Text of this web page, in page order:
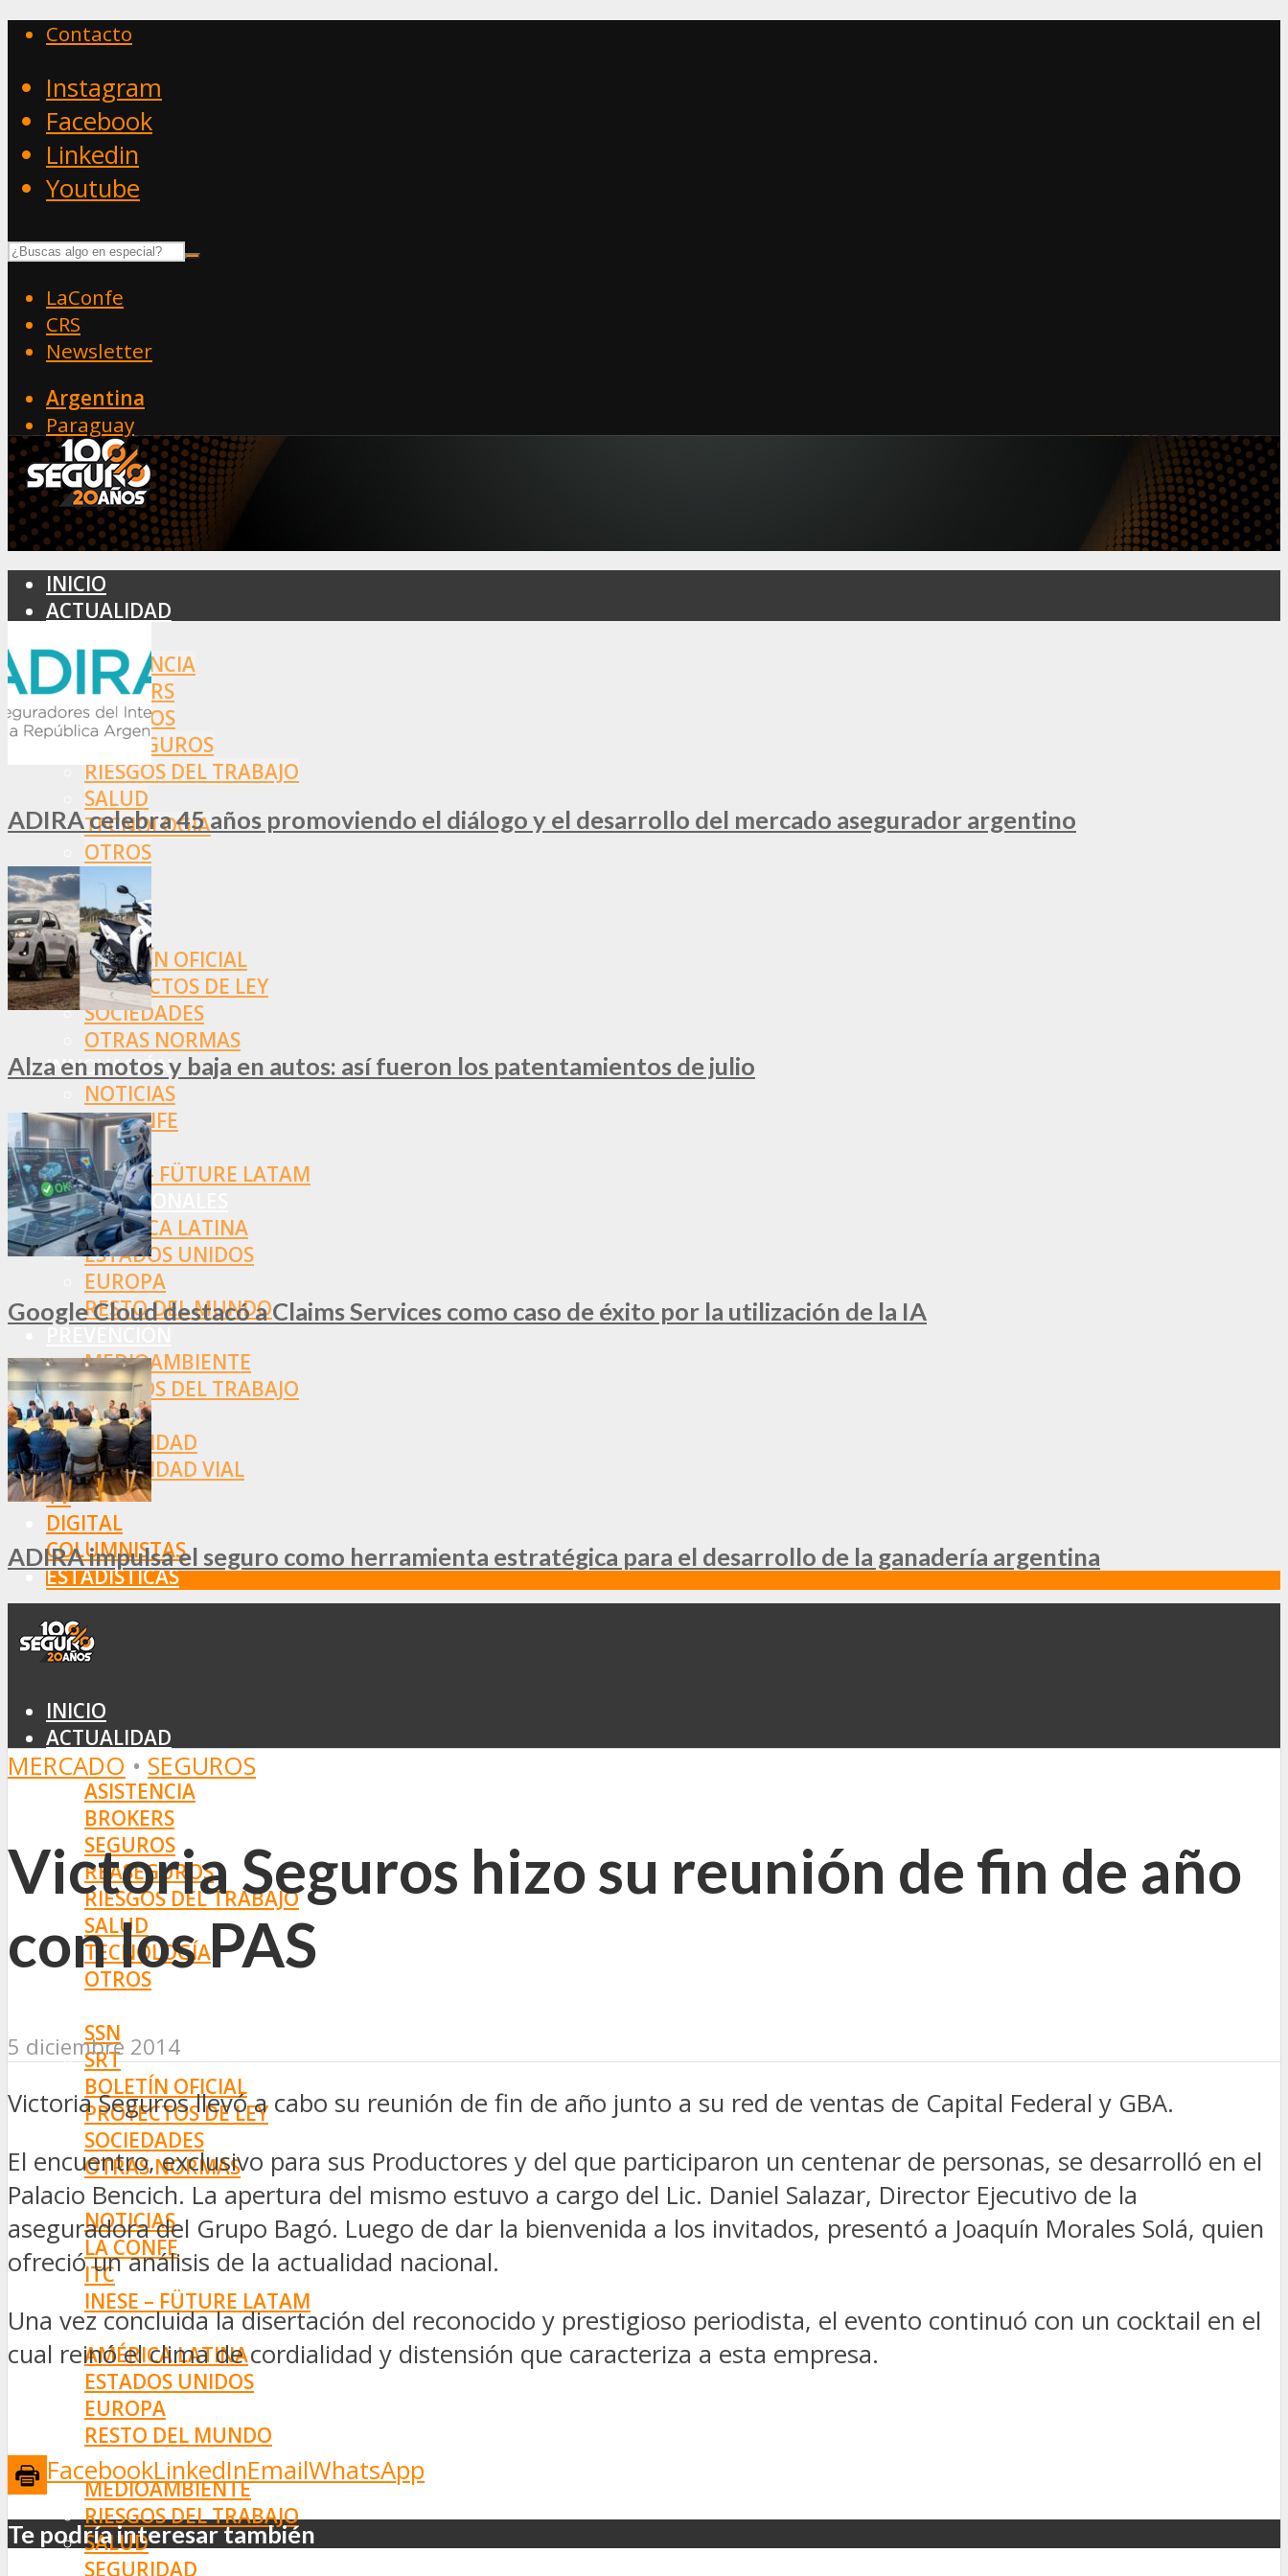
Contacto
Instagram
Facebook
Linkedin
Youtube
LaConfe
CRS
Newsletter
Argentina
Paraguay
INICIO
ACTUALIDAD
ASISTENCIA
BROKERS
SEGUROS
REASEGUROS
RIESGOS DEL TRABAJO
SALUD
TECNOLOGÍA
OTROS
NORMAS
SSN
SRT
BOLETÍN OFICIAL
PROYECTOS DE LEY
SOCIEDADES
OTRAS NORMAS
INNOVACIÓN
NOTICIAS
LA CONFE
ITC
INESE – FÜTURE LATAM
INTERNACIONALES
AMÉRICA LATINA
ESTADOS UNIDOS
EUROPA
RESTO DEL MUNDO
MEDIOAMBIENTE
RIESGOS DEL TRABAJO
SALUD
SEGURIDAD
SEGURIDAD VIAL
TV
DIGITAL
COLUMNISTAS
ESTADÍSTICAS
ADIRA celebra 45 años promoviendo el diálogo y el desarrollo del mercado asegurador argentino
Alza en motos y baja en autos: así fueron los patentamientos de julio
Google Cloud destacó a Claims Services como caso de éxito por la utilización de la IA
ADIRA impulsa el seguro como herramienta estratégica para el desarrollo de la ganadería argentina
INICIO
ACTUALIDAD
MERCADO
ASISTENCIA
BROKERS
SEGUROS
REASEGUROS
RIESGOS DEL TRABAJO
SALUD
TECNOLOGÍA
OTROS
SSN
SRT
BOLETÍN OFICIAL
PROYECTOS DE LEY
SOCIEDADES
OTRAS NORMAS
INNOVACIÓN
NOTICIAS
LA CONFE
ITC
INESE – FÜTURE LATAM
INTERNACIONALES
AMÉRICA LATINA
ESTADOS UNIDOS
EUROPA
RESTO DEL MUNDO
PREVENCIÓN
MEDIOAMBIENTE
RIESGOS DEL TRABAJO
SALUD
SEGURIDAD
MERCADO • SEGUROS
Victoria Seguros hizo su reunión de fin de año
con los PAS
5 diciembre 2014
Victoria Seguros llevó a cabo su reunión de fin de año junto a su red de ventas de Capital Federal y GBA.
El encuentro, exclusivo para sus Productores y del que participaron un centenar de personas, se desarrolló en el
Palacio Bencich. La apertura del mismo estuvo a cargo del Lic. Daniel Salazar, Director Ejecutivo de la
aseguradora del Grupo Bagó. Luego de dar la bienvenida a los invitados, presentó a Joaquín Morales Solá, quien
ofreció un análisis de la actualidad nacional.
Una vez concluida la disertación del reconocido y prestigioso periodista, el evento continuó con un cocktail en el
cual reinó el clima de cordialidad y distensión que caracteriza a esta empresa.
FacebookLinkedInEmailWhatsApp
Te podría interesar también